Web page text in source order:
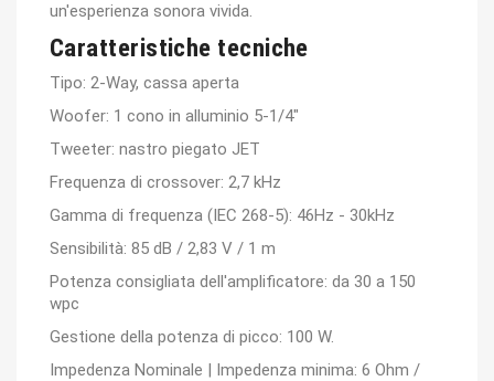
un'esperienza sonora vivida.
Caratteristiche tecniche
Tipo: 2-Way, cassa aperta
Woofer: 1 cono in alluminio 5-1/4″
Tweeter: nastro piegato JET
Frequenza di crossover: 2,7 kHz
Gamma di frequenza (IEC 268-5): 46Hz - 30kHz
Sensibilità: 85 dB / 2,83 V / 1 m
Potenza consigliata dell'amplificatore: da 30 a 150
wpc
Gestione della potenza di picco: 100 W.
Impedenza Nominale | Impedenza minima: 6 Ohm /